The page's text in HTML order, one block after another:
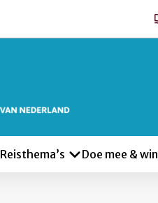
Reisthema’s Doe mee & win